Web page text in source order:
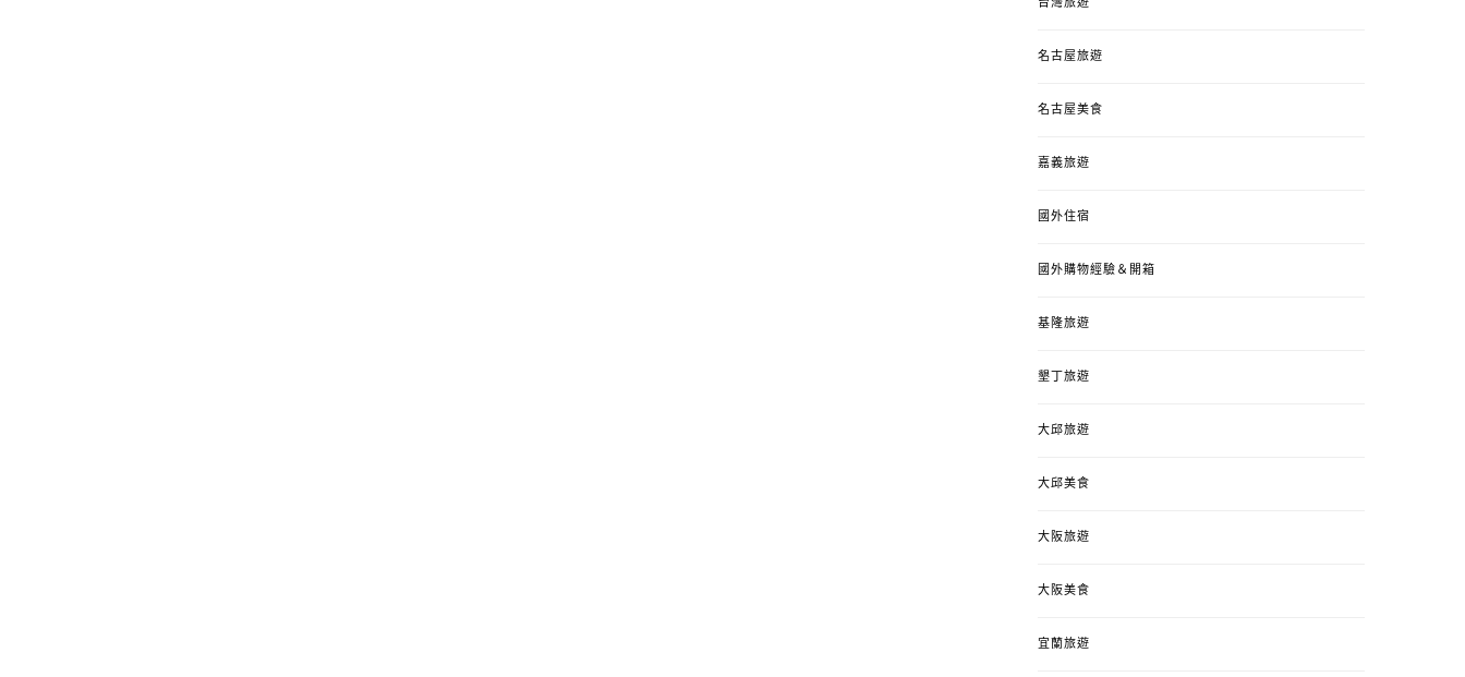
台灣旅遊
名古屋旅遊
名古屋美食
嘉義旅遊
國外住宿
國外購物經驗＆開箱
基隆旅遊
墾丁旅遊
大邱旅遊
大邱美食
大阪旅遊
大阪美食
宜蘭旅遊